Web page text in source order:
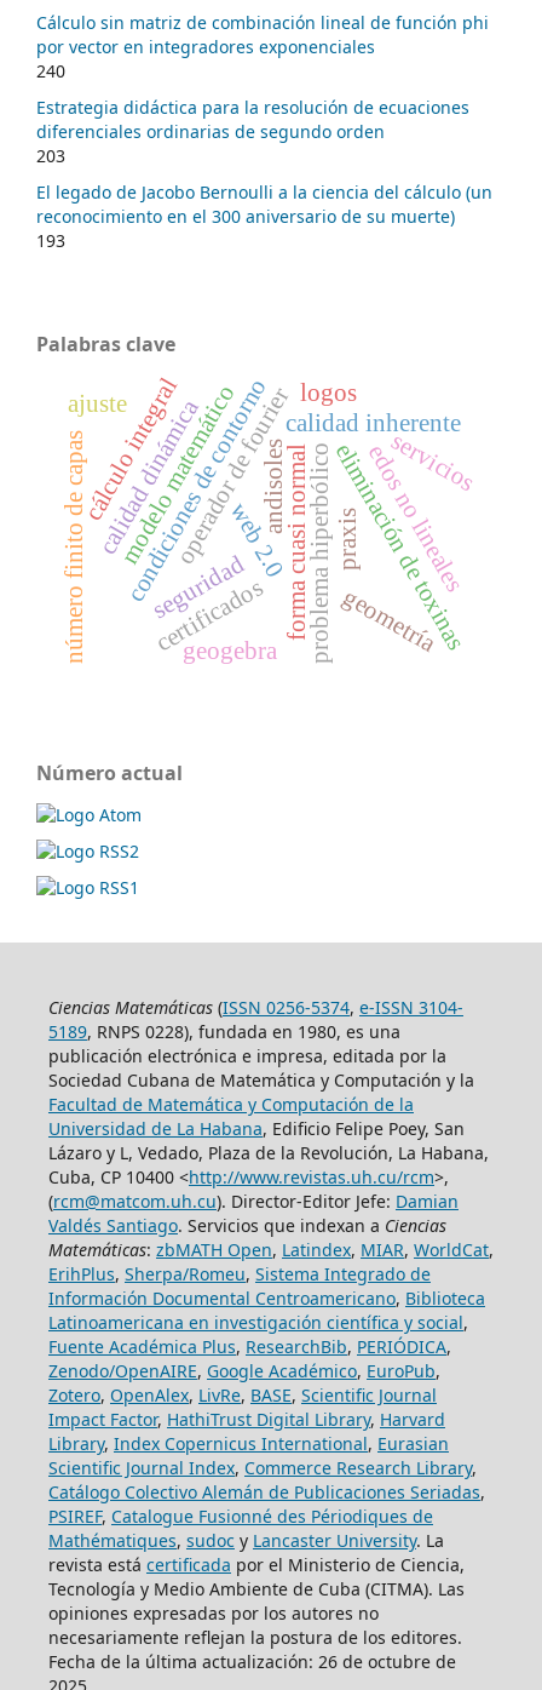
Cálculo sin matriz de combinación lineal de función phi
por vector en integradores exponenciales
240
Estrategia didáctica para la resolución de ecuaciones
diferenciales ordinarias de segundo orden
203
El legado de Jacobo Bernoulli a la ciencia del cálculo (un
reconocimiento en el 300 aniversario de su muerte)
193
Palabras clave
problema hiperbólico
condiciones de contorno
operador de fourier
modelo matemático forma cuasi normaleliminación de toxinas
andisoles
calidad inherente
calidad dinámica web 2.0 edos no lineales
cálculo integral
número finito de capas seguridad
servicios
certificados geometría
geogebra
logos
praxis
ajuste
Número actual
Ciencias Matemáticas(ISSN 0256-5374, e-ISSN 3104-
5189, RNPS 0228), fundada en 1980, es una
publicación electrónica e impresa, editada por la
Sociedad Cubana de Matemática y Computación y la
Facultad de Matemática y Computación de la
Universidad de La Habana, Edificio Felipe Poey, San
Lázaro y L, Vedado, Plaza de la Revolución, La Habana,
Cuba, CP 10400 <http://www.revistas.uh.cu/rcm>,
(rcm@matcom.uh.cu). Director-Editor Jefe: Damian
Valdés Santiago. Servicios que indexan a Ciencias
Matemáticas: zbMATH Open, Latindex, MIAR, WorldCat,
ErihPlus, Sherpa/Romeu, Sistema Integrado de
Información Documental Centroamericano, Biblioteca
Latinoamericana en investigación científica y social,
Fuente Académica Plus, ResearchBib, PERIÓDICA,
Zenodo/OpenAIRE, Google Académico, EuroPub,
Zotero, OpenAlex, LivRe, BASE, Scientific Journal
Impact Factor, HathiTrust Digital Library, Harvard
Library, Index Copernicus International, Eurasian
Scientific Journal Index, Commerce Research Library,
Catálogo Colectivo Alemán de Publicaciones Seriadas,
PSIREF, Catalogue Fusionné des Périodiques de
Mathématiques, sudoc y Lancaster University. La
revista está certificada por el Ministerio de Ciencia,
Tecnología y Medio Ambiente de Cuba (CITMA). Las
opiniones expresadas por los autores no
necesariamente reflejan la postura de los editores.
Fecha de la última actualización: 26 de octubre de
2025.